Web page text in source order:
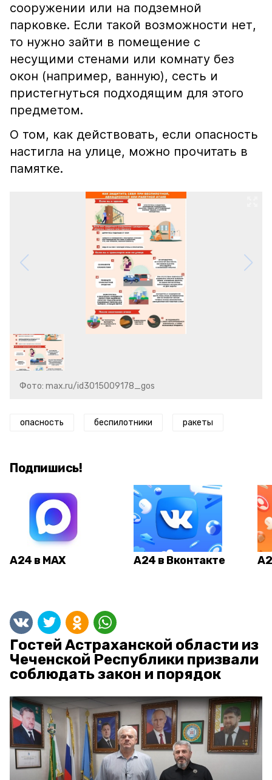
сооружении или на подземной
парковке. Если такой возможности нет,
то нужно зайти в помещение с
несущими стенами или комнату без
окон (например, ванную), сесть и
пристегнуться подходящим для этого
предметом.
О том, как действовать, если опасность
настигла на улице, можно прочитать в
памятке.
Фото: max.ru/id3015009178_gos
опасность беспилотники ракеты
Подпишись!
А24 в MAX А24 в Вконтакте
Гостей Астраханской области из
Чеченской Республики призвали
соблюдать закон и порядок